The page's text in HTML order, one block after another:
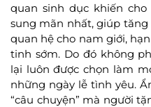
quan sinh dục khiến
sung mãn nhất, giúp
quan hệ cho nam giới,
tinh sớm. Do đó không
lại luôn được chọn làm
những ngày lễ tình yêu.
“câu chuyện” mà người